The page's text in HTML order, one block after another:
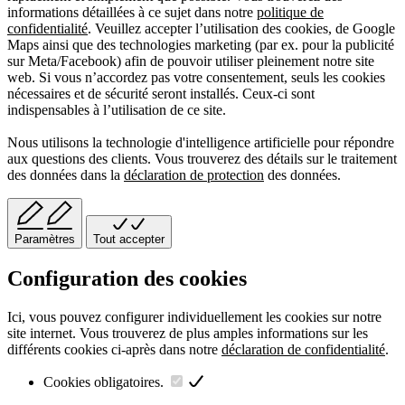
informations détaillées à ce sujet dans notre politique de
confidentialité. Veuillez accepter l’utilisation des cookies, de Google
Maps ainsi que des technologies marketing (par ex. pour la publicité
sur Meta/Facebook) afin de pouvoir utiliser pleinement notre site
web. Si vous n’accordez pas votre consentement, seuls les cookies
nécessaires et de sécurité seront installés. Ceux-ci sont
indispensables à l’utilisation de ce site.
Nous utilisons la technologie d'intelligence artificielle pour répondre
aux questions des clients. Vous trouverez des détails sur le traitement
des données dans la déclaration de protection des données.
Paramètres Tout accepter
Configuration des cookies
Ici, vous pouvez configurer individuellement les cookies sur notre
site internet. Vous trouverez de plus amples informations sur les
différents cookies ci-après dans notre déclaration de confidentialité.
Cookies obligatoires.